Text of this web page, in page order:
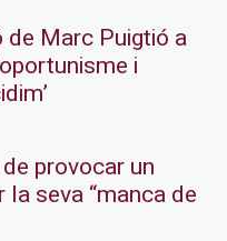
de Marc Puigtió a
i
provocar un
la seva “manca de